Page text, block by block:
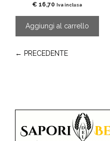
€ 16,70 Iva inclusa
Aggiungi al carrello
← PRECEDENTE